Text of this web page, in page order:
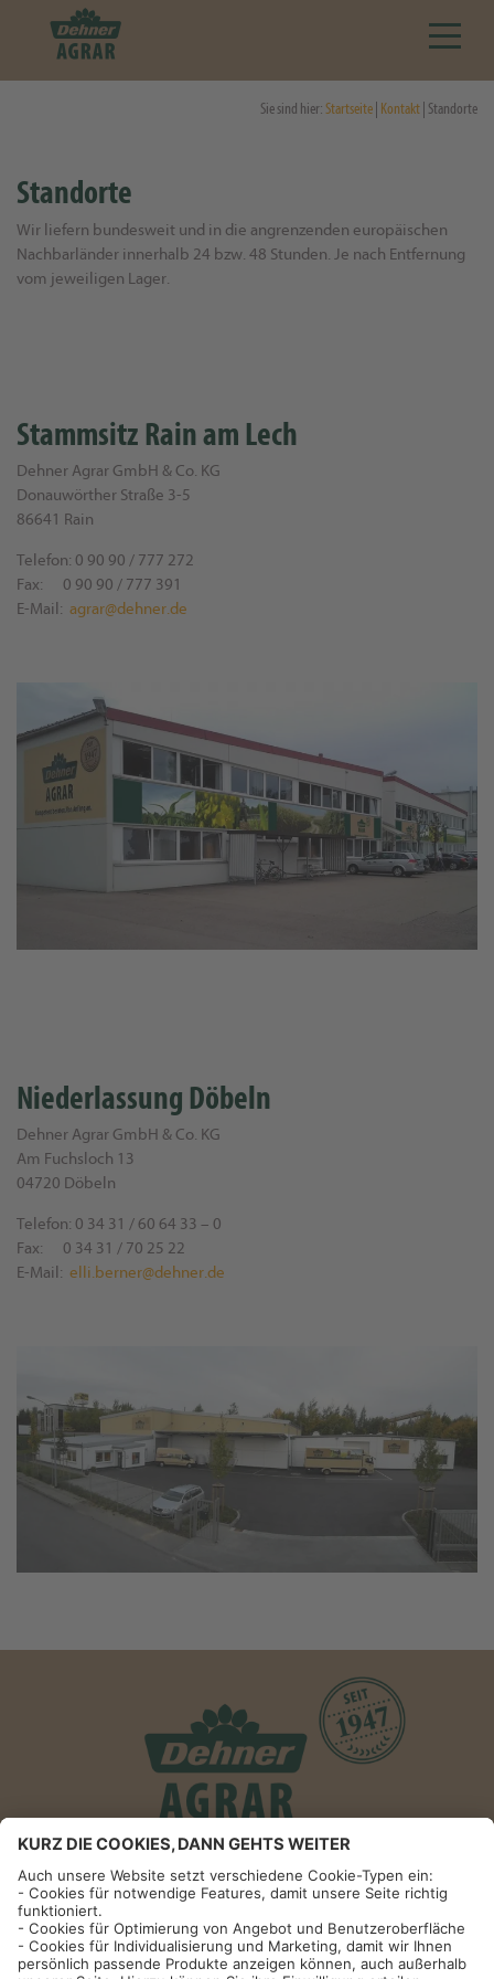
Sie sind hier:Startseite Kontakt | Standorte
Standorte
Wir liefern bundesweit und in die angrenzenden europäischen
Nachbarländer innerhalb 24 bzw. 48 Stunden. Je nach Entfernung
vom jeweiligen Lager.
Stammsitz Rain am Lech
Dehner Agrar GmbH & Co. KG
Donauwörther Straße 3-5
86641 Rain
Telefon: 0 90 90 / 777 272
Fax: 0 90 90 / 777 391
E-Mail: ed.renhed@rarga
Niederlassung Döbeln
Dehner Agrar GmbH & Co. KG
Am Fuchsloch 13
04720 Döbeln
Telefon: 0 34 31 / 60 64 33 – 0
Fax: 0 34 31 / 70 25 22
E-Mail: ed.renhed@renreb.ille
Informationen